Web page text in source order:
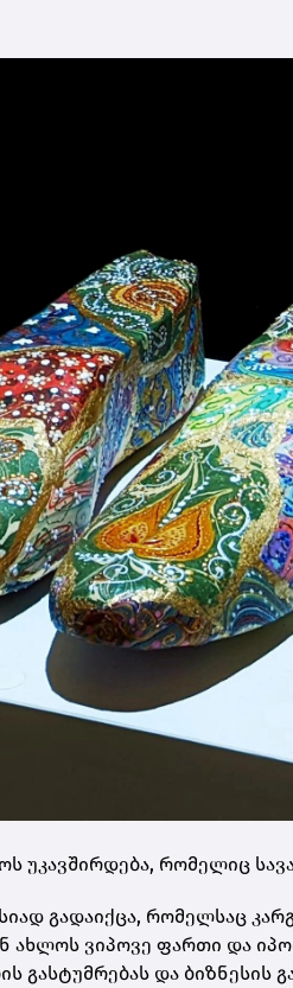
უკავშირდება, რომელიც
გადაიქცა, რომელსაც
ახლოს ვიპოვე ფართი და
გასტუმრებას და ბიზნესის